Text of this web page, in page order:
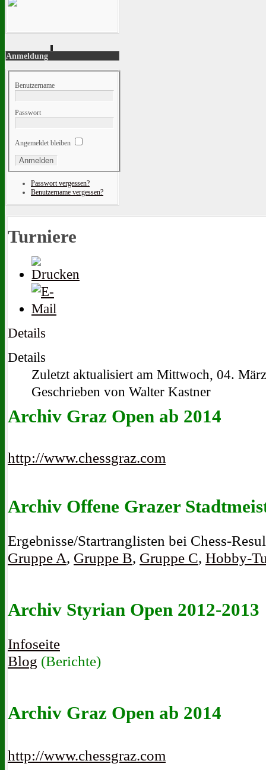
Anmeldung
Benutzername
Passwort
Angemeldet bleiben
Passwort vergessen?
Benutzername vergessen?
Turniere
Details
Details
Zuletzt aktualisiert am Mittwoch, 04.
Geschrieben von Walter Kastner
Archiv Graz Open ab 2014
http://www.chessgraz.com
Archiv Offene Grazer
Ergebnisse/Startranglisten bei Chess-
Gruppe A, Gruppe B, Gruppe C, Hobby-
Archiv Styrian Open 2012-2013
Infoseite
Blog (Berichte)
Archiv Graz Open ab 2014
http://www.chessgraz.com